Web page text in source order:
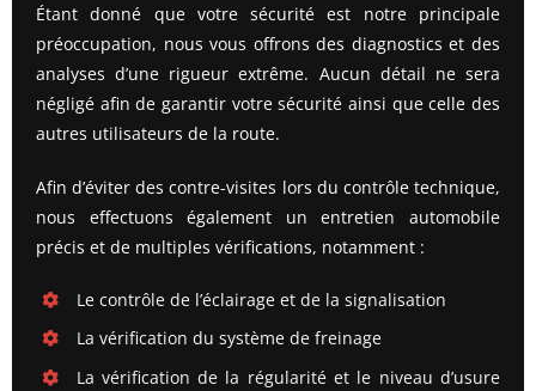
Étant donné que votre sécurité est notre principale
préoccupation, nous vous offrons des diagnostics et des
analyses d’une rigueur extrême. Aucun détail ne sera
négligé afin de garantir votre sécurité ainsi que celle des
autres utilisateurs de la route.
Afin d’éviter des contre-visites lors du contrôle technique,
nous effectuons également un entretien automobile
précis et de multiples vérifications, notamment :
Le contrôle de l’éclairage et de la signalisation
La vérification du système de freinage
La vérification de la régularité et le niveau d’usure